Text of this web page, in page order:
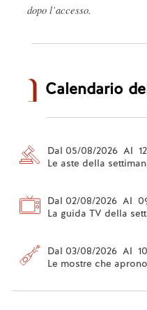
dopo l’accesso.
Calendario
Dal 05/08/2026 Al
Le aste della
Dal 02/08/2026 Al
La guida TV della
Dal 03/08/2026 Al
Le mostre che